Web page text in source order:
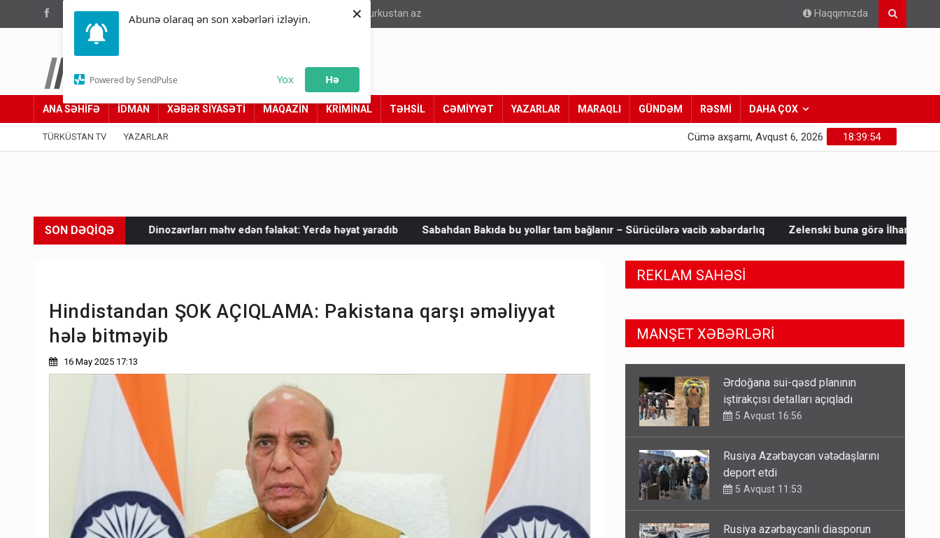
Abunə olaraq ən son xəbərləri izləyin.
Powered by SendPulse Yox Hə
×
(012) 449 94 05 info@turkustan.az Haqqımızda
Türküstan.az
Adımız yolumuzdur
ANA SƏHİFƏ İDMAN XƏBƏR SİYASƏTİ MAQAZİN KRİMİNAL TƏHSİL CƏMİYYƏT YAZARLAR MARAQLI GÜNDƏM RƏSMİ DAHA ÇOX
TÜRKÜSTAN TV YAZARLAR 18:39:56
Cümə axşamı, Avqust 6, 2026
SON DƏQİQƏ
Dinozavrları məhv edən fəlakət: Yerdə həyat yaradıb Sabahdan Bakıda bu yollar tam bağlanır – Sürücülərə vacib xəbərdarlıq Zelenski buna görə İlham Əliyevə təşəkkür etdi -
Hindistandan ŞOK AÇIQLAMA: Pakistana qarşı əməliyyat
hələ bitməyib
16 May 2025 17:13
REKLAM SAHƏSİ
MANŞET XƏBƏRLƏRİ
Rusiya Azərbaycan vətədaşlarını
deport etdi
5 Avqust 11:53
Rusiya azərbaycanlı diasporun
obyektini məhv etdi - FOTOLAR
5 Avqust 10:58
Bu tarixdən HAVALAR DƏYİŞİR -